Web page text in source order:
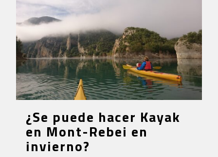
¿Se puede hacer Kayak
en Mont-Rebei en
invierno?